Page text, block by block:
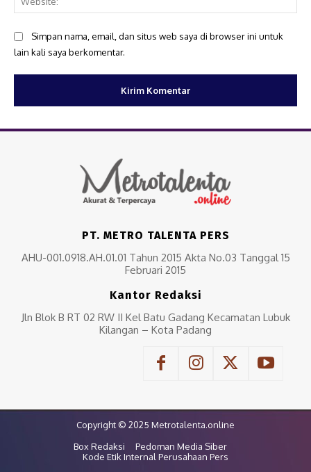
Simpan nama, email, dan situs web saya di browser ini untuk
lain kali saya berkomentar.
PT. METRO TALENTA PERS
AHU-001.0918.AH.01.01 Tahun 2015 Akta No.03 Tanggal 15
Februari 2015
Kantor Redaksi
Jln Blok B RT 02 RW II Kel Batu Gadang Kecamatan Lubuk
Kilangan – Kota Padang
Copyright © 2025 Metrotalenta.online
Box Redaksi
Pedoman Media Siber
Kode Etik Internal Perusahaan Pers